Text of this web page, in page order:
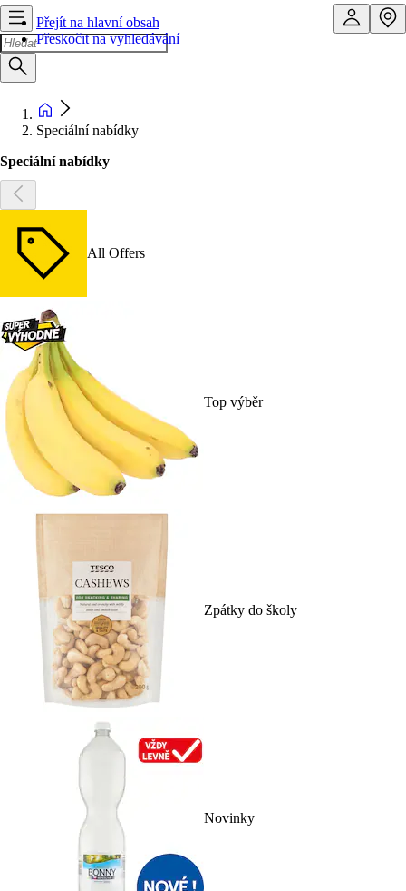
Přejít na hlavní obsah
Přeskočit na vyhledávání
Speciální nabídky
Speciální nabídky
All Offers
Top výběr
Zpátky do školy
Novinky